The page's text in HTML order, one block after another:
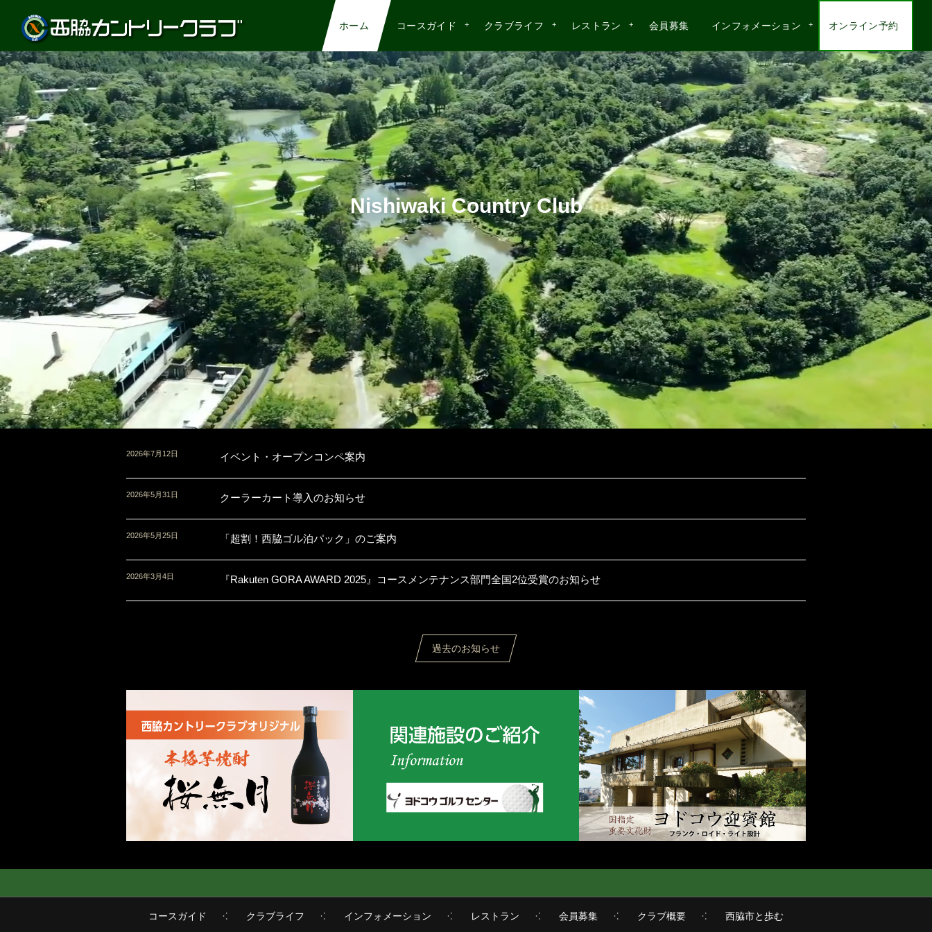
ホーム
ホーム コースガイド
コースガイド クラブライフ
クラブライフ レストラン
レストラン 会員募集 インフォメーション
インフォメーション オンライン予約
Nishiwaki Country Club
2026年7月12日 イベント・オープンコンペ案内
2026年5月31日 クーラーカート導入のお知らせ
2026年5月25日 「超割！西脇ゴル泊パック」のご案内
2026年3月4日 『Rakuten GORA AWARD 2025』コースメンテナンス部門全国2位受賞のお知らせ
過去のお知らせ
コースガイド クラブライフ インフォメーション レストラン 会員募集 クラブ概要 西脇市と歩む